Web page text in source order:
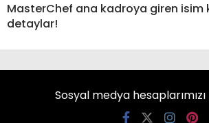
MasterChef ana kadroya giren isim
detaylar!
Sosyal medya